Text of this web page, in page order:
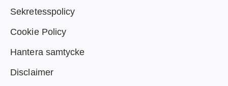
Sekretesspolicy
Cookie Policy
Hantera samtycke
Disclaimer